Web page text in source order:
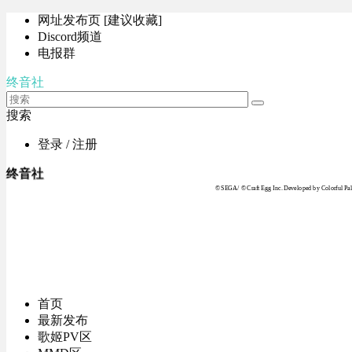
网址发布页 [建议收藏]
Discord频道
电报群
终音社
搜索
登录 / 注册
终音社
© SEGA / © Craft Egg Inc. Developed by Colorful
首页
最新发布
歌姬PV区